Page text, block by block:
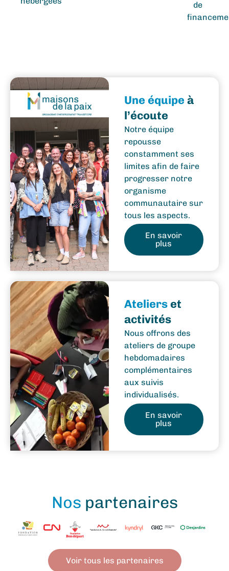
de
Une équipe à
l’écoute
Notre équipe
repousse
constamment ses
limites afin de faire
progresser notre
organisme
communautaire sur
tous les aspects.
En savoir
plus
Atelierset
activités
Nous offrons des
ateliers de groupe
hebdomadaires
complémentaires
aux suivis
individualisés.
En savoir
plus
Nos partenaires
Voir tous les partenaires